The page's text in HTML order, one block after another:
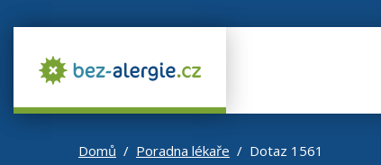
Domů Poradna lékaře Dotaz 1561